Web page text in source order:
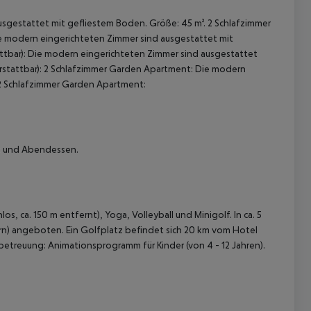
mit gefliestem Boden. Größe: 45 m². 2 Schlafzimmer
modern eingerichteten Zimmer sind ausgestattet mit
Die modern eingerichteten Zimmer sind ausgestattet
2 Schlafzimmer Garden Apartment: Die modern
Garden Apartment:
und Abendessen.
ca. 150 m entfernt), Yoga, Volleyball und Minigolf. In ca. 5
angeboten. Ein Golfplatz befindet sich 20 km vom Hotel
Animationsprogramm für Kinder (von 4 - 12 Jahren).